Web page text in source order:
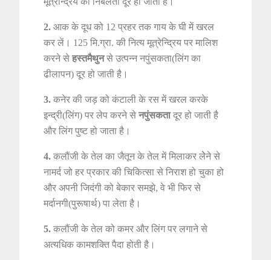
2. आक के दूध को 12 प्रहर तक गाय के घी में खरल
कर लें। 125 मि.ग्रा. की नित्य मूत्रेन्द्रिय पर मालिश
करने सेहस्तमैथुनसे उत्पन्न नपुंसकता(लिंग का
ढीलापन) दूर हो जाती है।
3. कनेर की जड़ को कंटाली के रस में खरल करके
इन्द्री(लिंग) पर लेप करने सेनपुंसकतादूर हो जाती है
और लिंग पुष्ट हो जाता है।
4.कलौंजी के तेल का जैतून के तेल में मिलाकर लेेने से
नामर्द जो हर प्रकार की चिकित्सा से निराश हो चुका हो
और अपनी जिदंगी को बेकार समझे, वे भी फिर से
मर्दानगी(पुरूषार्थ) पा लेता है।
5. कलौंजी के तेल को कमर और लिंग पर लगाने से
अत्यधिक कामशक्ति पैदा होती है।